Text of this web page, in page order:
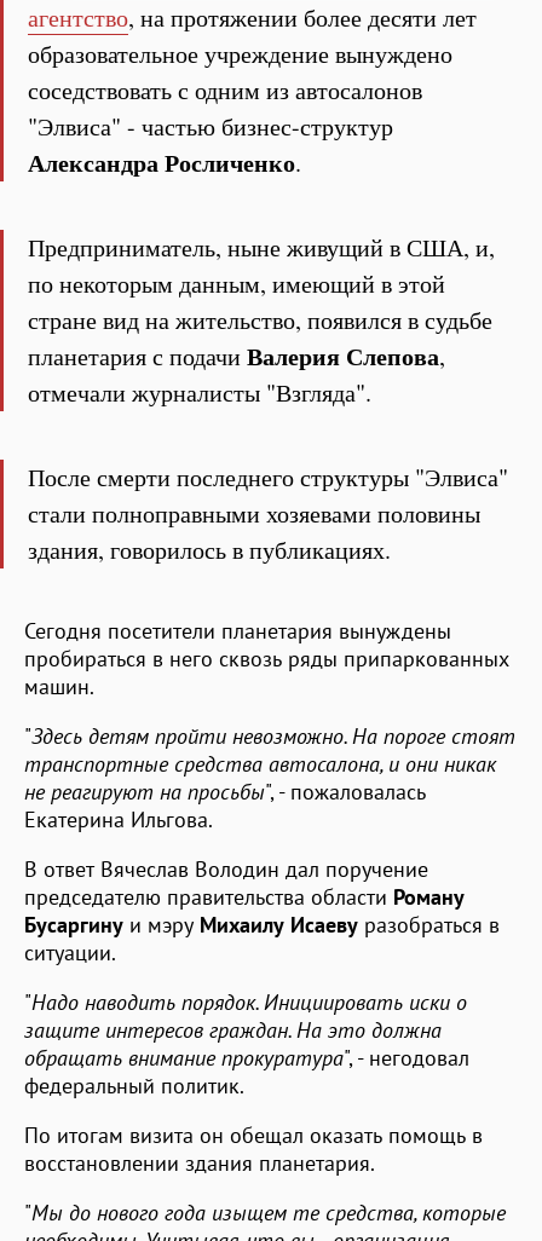
агентство, на протяжении более десяти лет
образовательное учреждение вынуждено
соседствовать с одним из автосалонов
"Элвиса" - частью бизнес-структур
Александра Росличенко.
Предприниматель, ныне живущий в США, и,
по некоторым данным, имеющий в этой
стране вид на жительство, появился в судьбе
планетария с подачиВалерия Слепова,
отмечали журналисты "Взгляда".
После смерти последнего структуры "Элвиса"
стали полноправными хозяевами половины
здания, говорилось в публикациях.
Сегодня посетители планетария вынуждены
пробираться в него сквозь ряды припаркованных
машин.
"Здесь детям пройти невозможно. На пороге стоят
транспортные средства автосалона, и они никак
не реагируют на просьбы", - пожаловалась
Екатерина Ильгова.
В ответ Вячеслав Володин дал поручение
председателю правительства области Роману
Бусаргину и мэру Михаилу Исаеву разобраться в
ситуации.
"Надо наводить порядок. Инициировать иски о
защите интересов граждан. На это должна
обращать внимание прокуратура", - негодовал
федеральный политик.
По итогам визита он обещал оказать помощь в
восстановлении здания планетария.
"Мы до нового года изыщем те средства, которые